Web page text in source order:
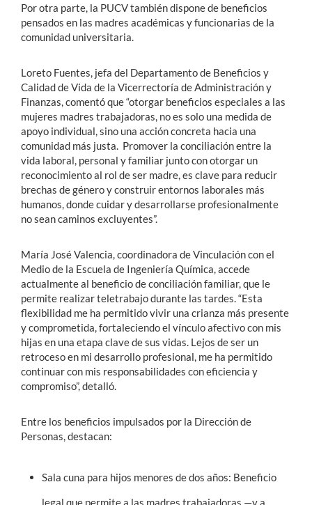
Por otra parte, la PUCV también dispone de beneficios
pensados en las madres académicas y funcionarias de la
comunidad universitaria.
Loreto Fuentes, jefa del Departamento de Beneficios y
Calidad de Vida de la Vicerrectoría de Administración y
Finanzas, comentó que “otorgar beneficios especiales a las
mujeres madres trabajadoras, no es solo una medida de
apoyo individual, sino una acción concreta hacia una
comunidad más justa. Promover la conciliación entre la
vida laboral, personal y familiar junto con otorgar un
reconocimiento al rol de ser madre, es clave para reducir
brechas de género y construir entornos laborales más
humanos, donde cuidar y desarrollarse profesionalmente
no sean caminos excluyentes”.
María José Valencia, coordinadora de Vinculación con el
Medio de la Escuela de Ingeniería Química, accede
actualmente al beneficio de conciliación familiar, que le
permite realizar teletrabajo durante las tardes. “Esta
flexibilidad me ha permitido vivir una crianza más presente
y comprometida, fortaleciendo el vínculo afectivo con mis
hijas en una etapa clave de sus vidas. Lejos de ser un
retroceso en mi desarrollo profesional, me ha permitido
continuar con mis responsabilidades con eficiencia y
compromiso”, detalló.
Entre los beneficios impulsados por la Dirección de
Personas, destacan:
Sala cuna para hijos menores de dos años: Beneficio
legal que permite a las madres trabajadoras —y a